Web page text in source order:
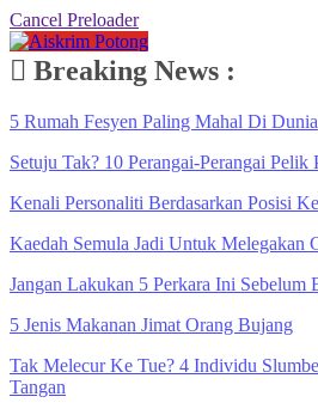
Cancel Preloader
Breaking News :
5 Rumah Fesyen Paling Mahal Di Dunia
Setuju Tak? 10 Perangai-Perangai Pelik
Kenali Personaliti Berdasarkan Posisi
Kaedah Semula Jadi Untuk Melegakan
Jangan Lakukan 5 Perkara Ini Sebelum
5 Jenis Makanan Jimat Orang Bujang
Tak Melecur Ke Tue? 4 Individu
Tangan